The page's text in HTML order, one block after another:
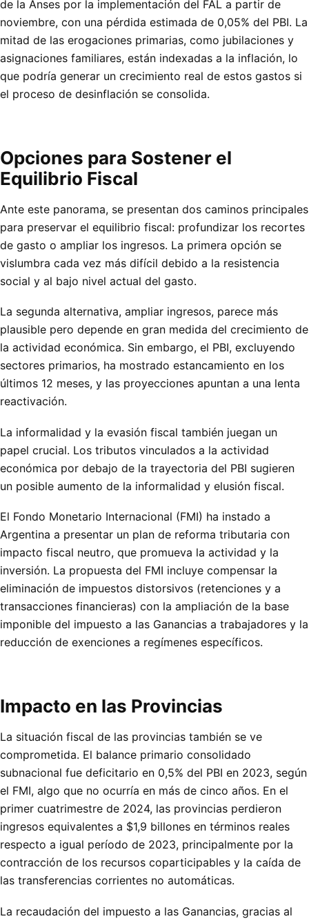
de la Anses por la implementación del FAL a partir de
noviembre, con una pérdida estimada de 0,05% del PBI. La
mitad de las erogaciones primarias, como jubilaciones y
asignaciones familiares, están indexadas a la inflación, lo
que podría generar un crecimiento real de estos gastos si
el proceso de desinflación se consolida.
Opciones para Sostener el
Equilibrio Fiscal
Ante este panorama, se presentan dos caminos principales
para preservar el equilibrio fiscal: profundizar los recortes
de gasto o ampliar los ingresos. La primera opción se
vislumbra cada vez más difícil debido a la resistencia
social y al bajo nivel actual del gasto.
La segunda alternativa, ampliar ingresos, parece más
plausible pero depende en gran medida del crecimiento de
la actividad económica. Sin embargo, el PBI, excluyendo
sectores primarios, ha mostrado estancamiento en los
últimos 12 meses, y las proyecciones apuntan a una lenta
reactivación.
La informalidad y la evasión fiscal también juegan un
papel crucial. Los tributos vinculados a la actividad
económica por debajo de la trayectoria del PBI sugieren
un posible aumento de la informalidad y elusión fiscal.
El Fondo Monetario Internacional (FMI) ha instado a
Argentina a presentar un plan de reforma tributaria con
impacto fiscal neutro, que promueva la actividad y la
inversión. La propuesta del FMI incluye compensar la
eliminación de impuestos distorsivos (retenciones y a
transacciones financieras) con la ampliación de la base
imponible del impuesto a las Ganancias a trabajadores y la
reducción de exenciones a regímenes específicos.
Impacto en las Provincias
La situación fiscal de las provincias también se ve
comprometida. El balance primario consolidado
subnacional fue deficitario en 0,5% del PBI en 2023, según
el FMI, algo que no ocurría en más de cinco años. En el
primer cuatrimestre de 2024, las provincias perdieron
ingresos equivalentes a $1,9 billones en términos reales
respecto a igual período de 2023, principalmente por la
contracción de los recursos coparticipables y la caída de
las transferencias corrientes no automáticas.
La recaudación del impuesto a las Ganancias, gracias al